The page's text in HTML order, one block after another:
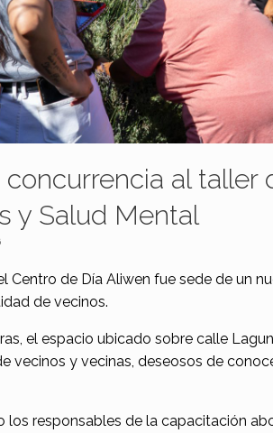
al taller
y Salud Mental
Centro de Día Aliwen fue sede de un
de vecinos.
el espacio ubicado sobre calle
vecinos y vecinas, deseosos de
los responsables de la capacitación